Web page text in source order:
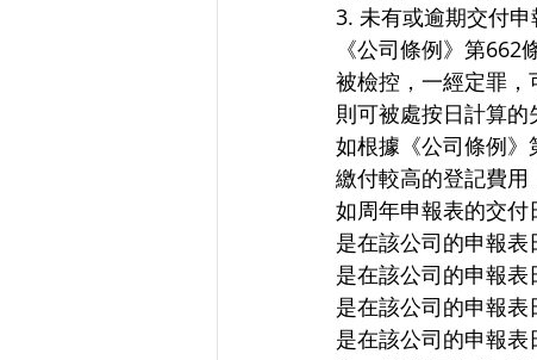
3. 未有或逾期交付
《公司條例》第
被檢控，一經定罪，
則可被處按日計算的
如根據《公司條例
繳付較高的登記費用
如周年申報表的交付
是在該公司的申報
是在該公司的申報
是在該公司的申報
是在該公司的申報